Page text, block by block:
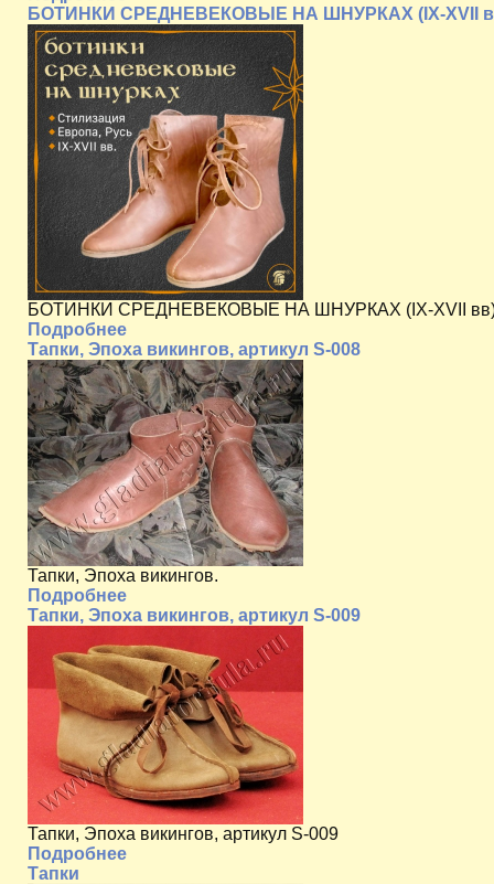
БОТИНКИ СРЕДНЕВЕКОВЫЕ НА ШНУРКАХ (IX-XVII
БОТИНКИ СРЕДНЕВЕКОВЫЕ НА ШНУРКАХ (IX-XVII вв)
Подробнее
Тапки, Эпоха викингов, артикул S-008
Тапки, Эпоха викингов.
Подробнее
Тапки, Эпоха викингов, артикул S-009
Тапки, Эпоха викингов, артикул S-009
Подробнее
Тапки